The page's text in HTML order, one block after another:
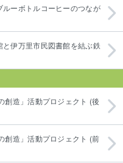
ーボトルコーヒーのつなが
伊万里市民図書館を結ぶ鉄
創造」活動プロジェクト (後
創造」活動プロジェクト (前